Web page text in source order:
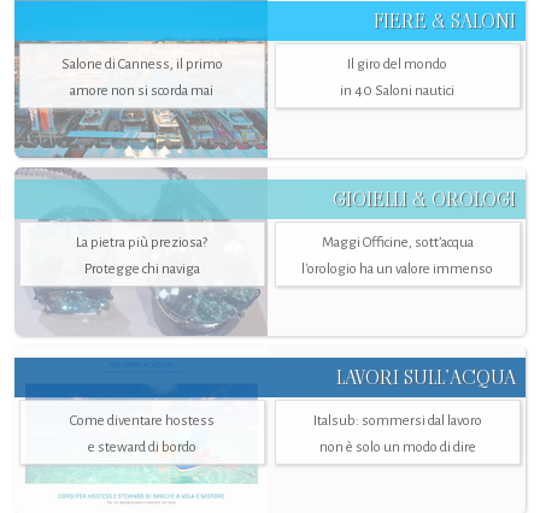
FIERE & SALONI
Salone di Canness, il primo
amore non si scorda mai
Il giro del mondo
in 40 Saloni nautici
GIOIELLI & OROLOGI
La pietra più preziosa?
Protegge chi naviga
Maggi Officine, sott’acqua
l'orologio ha un valore immenso
LAVORI SULL’ACQUA
Come diventare hostess
e steward di bordo
Italsub: sommersi dal lavoro
non è solo un modo di dire